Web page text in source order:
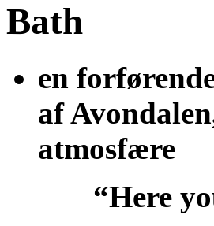
Bath
en
af
atmosfære
“Here you